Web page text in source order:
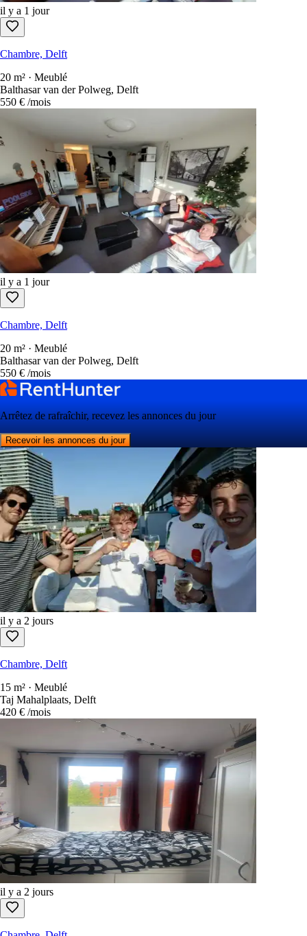
il y a 1 jour
Chambre, Delft
20 m² · Meublé
Balthasar van der Polweg, Delft
550 € /mois
il y a 1 jour
Chambre, Delft
20 m² · Meublé
Balthasar van der Polweg, Delft
550 € /mois
Arrêtez de rafraîchir, recevez les annonces du jour
Recevoir les annonces du jour
il y a 2 jours
Chambre, Delft
15 m² · Meublé
Taj Mahalplaats, Delft
420 € /mois
il y a 2 jours